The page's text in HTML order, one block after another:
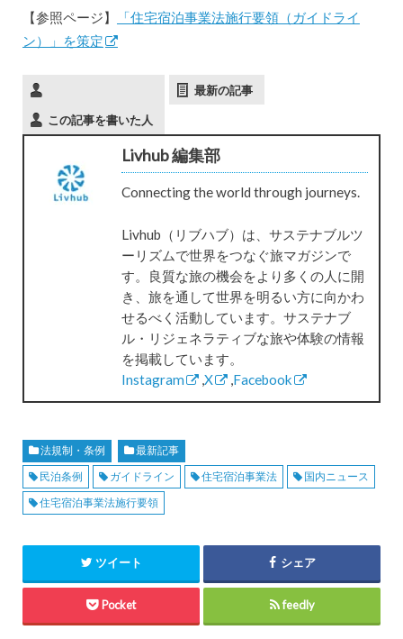
【参照ページ】
「住宅宿泊事業法施行要領（ガイドライ
ン）」を策定
この記事を書いた人
最新の記事
Livhub 編集部
Connecting the world through journeys.
Livhub（リブハブ）は、サステナブルツ
ーリズムで世界をつなぐ旅マガジンで
す。良質な旅の機会をより多くの人に開
き、旅を通して世界を明るい方に向かわ
せるべく活動しています。サステナブ
ル・リジェネラティブな旅や体験の情報
を掲載しています。
Instagram
,X ,Facebook
法規制・条例
最新記事
民泊条例
ガイドライン 住宅宿泊事業法
国内ニュース
住宅宿泊事業法施行要領
ツイート シェア
Pocket feedly